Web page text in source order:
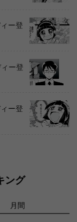
ー登
ー登
ー登
ング
月間